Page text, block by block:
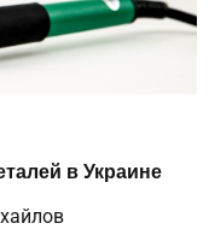
в Украине